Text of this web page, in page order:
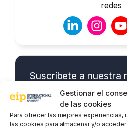
Gestionar el
de las cookies
Para ofrecer las mejores experiencias,
las cookies para almacenar y/o
redes
Suscríbete a nuestra
estar al día de todas
Nombre y apellidos*